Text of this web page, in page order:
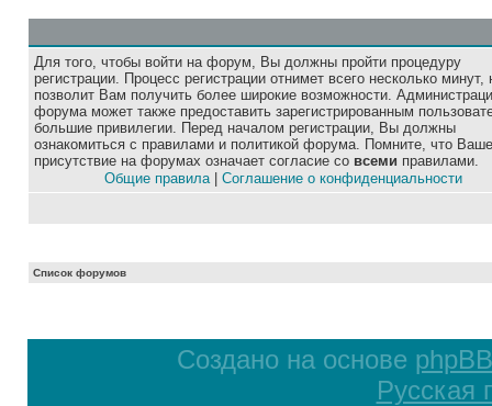
Для того, чтобы войти на форум, Вы должны пройти процедуру
регистрации. Процесс регистрации отнимет всего несколько минут,
позволит Вам получить более широкие возможности.
форума может также предоставить зарегистрированным
большие привилегии. Перед началом регистрации, Вы должны
ознакомиться с правилами и политикой форума. Помните, что Ваше
присутствие на форумах означает согласие со всеми правилами.
Общие правила| Соглашение о конфиденциальности
Список форумов
Создано на основе phpBB
Русская